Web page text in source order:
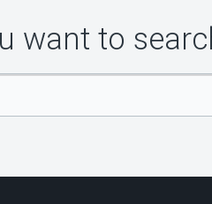
want to